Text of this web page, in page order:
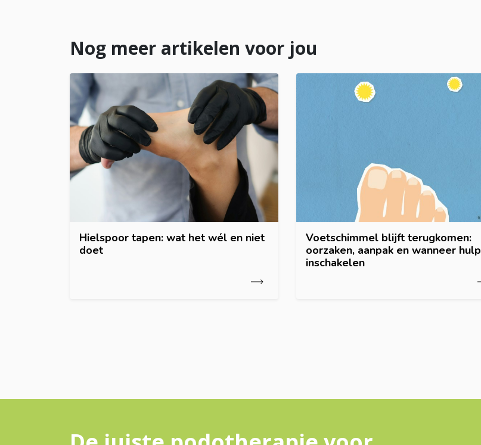
Nog meer artikelen voor jou
Hielspoor tapen: wat het wél en niet
doet
Voetschimmel blijft terugkomen:
oorzaken, aanpak en wanneer hulp
inschakelen